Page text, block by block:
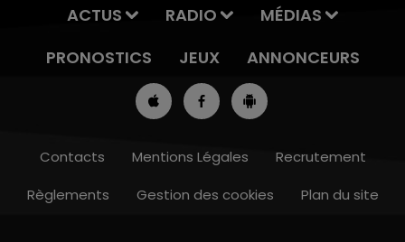
8h00 - 10h00
ACTUS RADIO
MÉDIAS
PRONOSTICS
JEUX ANNONCEURS
Contacts Mentions Légales
Recrutement
Règlements
Gestion des cookies Plan du site